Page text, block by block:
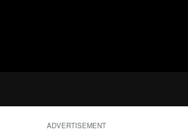
ADVERTISEMENT